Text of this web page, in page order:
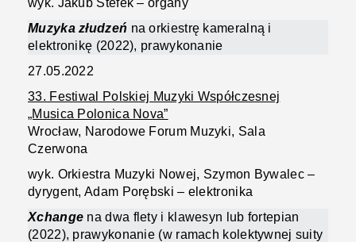
wyk. Jakub Stefek – organy
Muzyka złudzeń na orkiestrę kameralną i
elektronikę (2022), prawykonanie
27.05.2022
33. Festiwal Polskiej Muzyki Współczesnej
„Musica Polonica Nova”
Wrocław, Narodowe Forum Muzyki, Sala
Czerwona
wyk. Orkiestra Muzyki Nowej, Szymon Bywalec –
dyrygent, Adam Porębski – elektronika
Xchange na dwa flety i klawesyn lub fortepian
(2022), prawykonanie (w ramach kolektywnej suity